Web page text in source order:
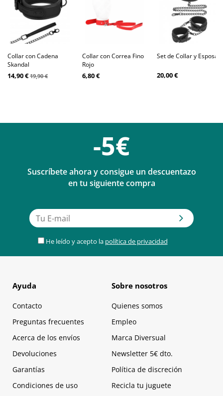
Collar con Cadena
Skandal
14,90 €19,90 €
Collar con Correa Fino
Rojo
6,80 €
Set de Collar y Esposas
20,00 €
-5€
Suscríbete ahora y consigue un descuentazo
en tu siguiente compra
He leído y acepto la política de privacidad
Ayuda
Contacto
Preguntas frecuentes
Acerca de los envíos
Devoluciones
Garantías
Condiciones de uso
Sobre nosotros
Quienes somos
Empleo
Marca Diversual
Newsletter 5€ dto.
Política de discreción
Recicla tu juguete